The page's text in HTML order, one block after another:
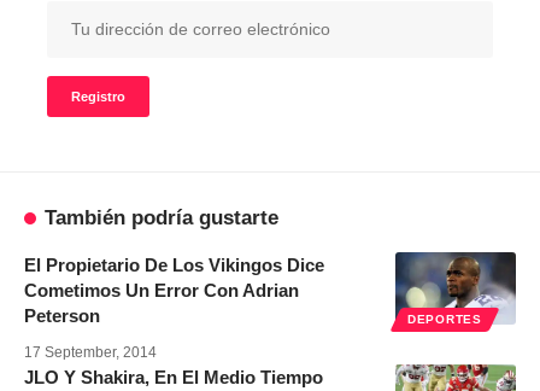
También podría gustarte
DEPORTES
El Propietario De Los Vikingos Dice
Cometimos Un Error Con Adrian
Peterson
17 September, 2014
JLO Y Shakira, En El Medio Tiempo